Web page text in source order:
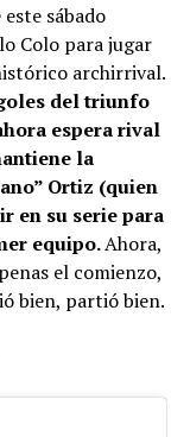
sábado
Colo para jugar
archirrival.
del triunfo
espera rival
la
Ortiz (quien
en su serie para
equipo.Ahora,
el comienzo,
bien, partió bien.